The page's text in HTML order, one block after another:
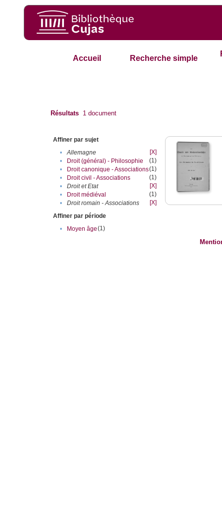
Accueil Recherche simple
Résultats 1 document
Affiner par sujet
•
Allemagne
[X]
•
Droit (général) - Philosophie
(1)
•
Droit canonique - Associations(1)
•
Droit civil - Associations
(1)
•
Droit et Etat
[X]
•
Droit médiéval
(1)
•
Droit romain - Associations
[X]
Affiner par période
•
Moyen âge(1)